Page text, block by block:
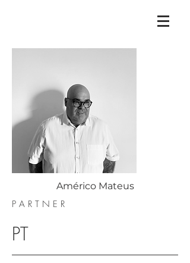
Américo Mateus
P A R T N E R
PT